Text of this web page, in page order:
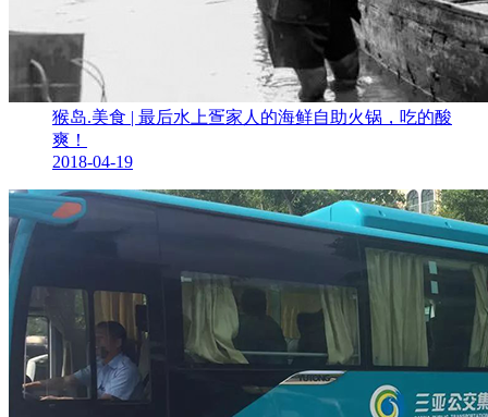
猴岛.美食 | 最后水上疍家人的海鲜自助火锅，吃的酸
爽！
2018-04-19